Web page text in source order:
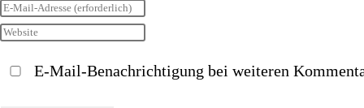
deinen
Namen
Benutzernamen
Gib
deine
Mail-
Gib
Website-E-Mail-Benachrichtigung bei weiteren